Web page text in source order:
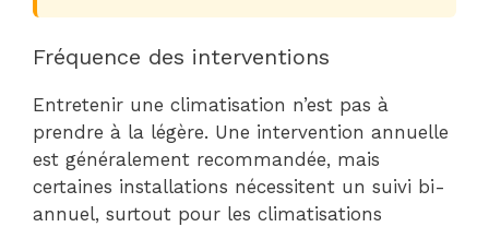
Fréquence des interventions
Entretenir une climatisation n’est pas à
prendre à la légère. Une intervention annuelle
est généralement recommandée, mais
certaines installations nécessitent un suivi bi-
annuel, surtout pour les climatisations